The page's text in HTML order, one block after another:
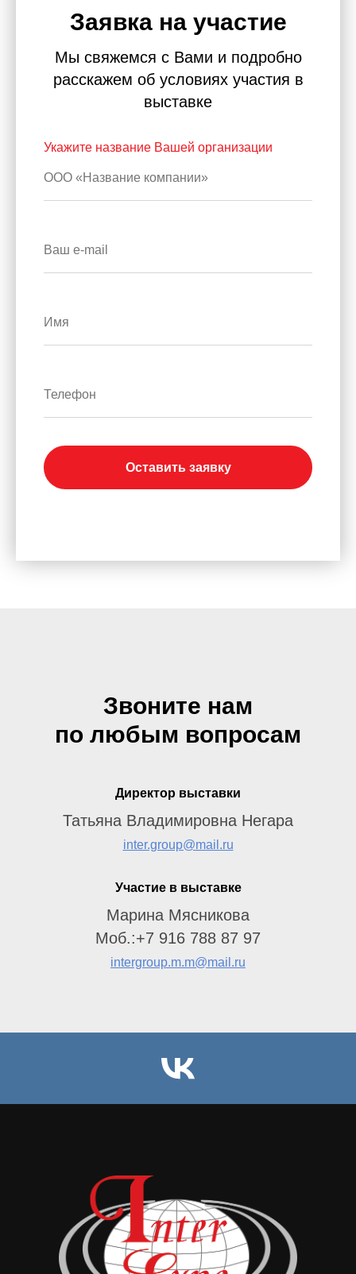
Заявка на участие
Мы свяжемся с Вами и подробно
расскажем об условиях участия в
выставке
Укажите название Вашей организации
Оставить заявку
Звоните нам
по любым вопросам
Директор выставки
Татьяна Владимировна Негара
inter.group@mail.ru
Участие в выставке
Марина Мясникова
Моб.:+7 916 788 87 97
intergroup.m.m@mail.ru